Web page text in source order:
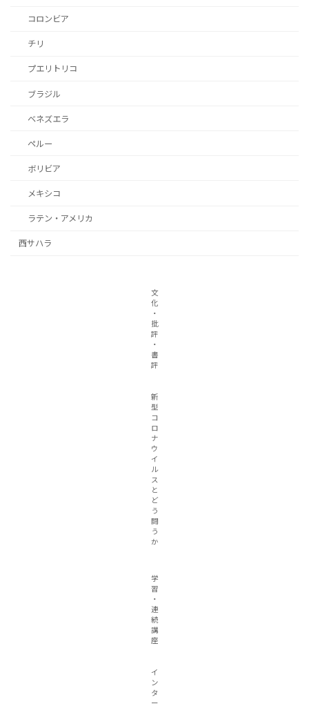
コロンビア
チリ
プエリトリコ
ブラジル
ベネズエラ
ペルー
ボリビア
メキシコ
ラテン・アメリカ
西サハラ
文
化
・
批
評
・
書
評
新
型
コ
ロ
ナ
ウ
イ
ル
ス
と
ど
う
闘
う
か
学
習
・
連
続
講
座
イ
ン
タ
ー